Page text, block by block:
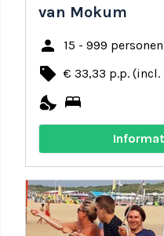
van Mokum
person 15 - 999 personen
local_offer € 33,33 p.p. (incl.
nights_stay bed